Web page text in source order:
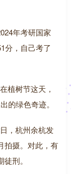
年考研国家
分，自己考了
植树节这天，
的绿色奇迹。
，杭州余杭发
拍摄。对此，有
刑。